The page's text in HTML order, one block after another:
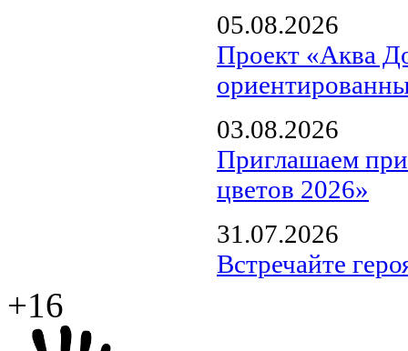
05.08.2026
Проект «Аква
03.08.2026
Приглашаем
цветов 2026»
31.07.2026
Встречайте
+16